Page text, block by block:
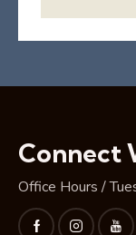
Connect
Office Hours /